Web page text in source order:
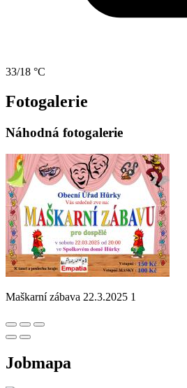
33/18 °C
Fotogalerie
Náhodná fotogalerie
Maškarní zábava 22.3.2025 1
Jobmapa